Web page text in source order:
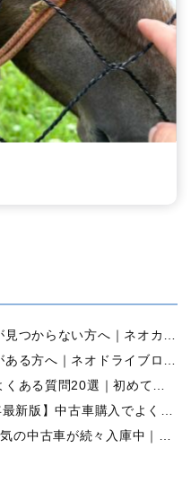
【2026年最新版】希望の中古車が見つからない方へ｜ネオカーオーダーで理想の一台を全国からお探しします
【2026年最新版】ローンに不安がある方へ｜ネオドライブローンの窓口で新しいカーライフをサポート
【2026年最新版】中古車購入でよくある質問20選｜初めての方でも失敗しない完全ガイド【札幌・北海道対応】
第1弾 Part3（完全版） 【2026年最新版】中古車購入でよくある質問20選｜初めての方でも失敗しない完全ガイド【札幌・北海道対応】
【最新在庫入荷】札幌・函館で人気の中古車が続々入庫中｜早い者勝ち！【日産 セレナ2.0HスターVセレクション+Safety 4WD】